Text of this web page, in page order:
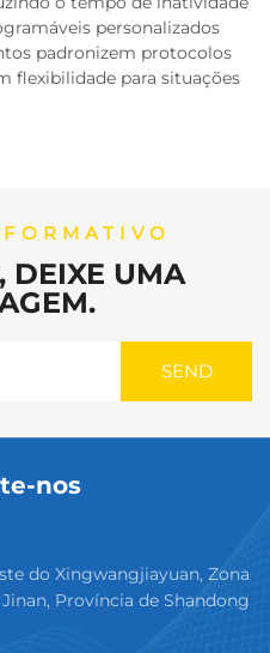
personalizados
padronizem protocolos
flexibilidade para situações
DEIXE UMA
nos
do Xingwangjiayuan, Zona
Província de Shandong